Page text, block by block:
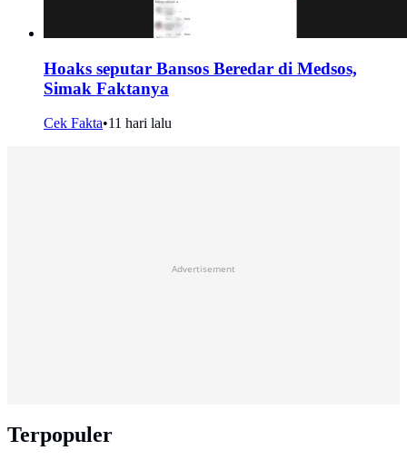
Hoaks seputar Bansos Beredar di Medsos,
Simak Faktanya
Cek Fakta•11 hari lalu
Advertisement
Terpopuler